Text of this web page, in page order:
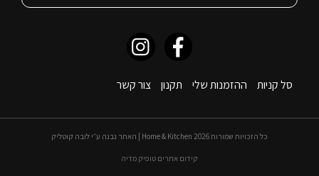
סל קניות ההזמנות שלי תקנון צור קשר
כל הזכויות שמורות 2026 Home & Kitchen | האתר נבנה ע״י לובה קוטליק
קידום אתרים טופיק מדיה